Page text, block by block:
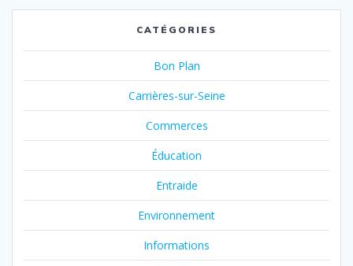
CATÉGORIES
Bon Plan
Carrières-sur-Seine
Commerces
Éducation
Entraide
Environnement
Informations